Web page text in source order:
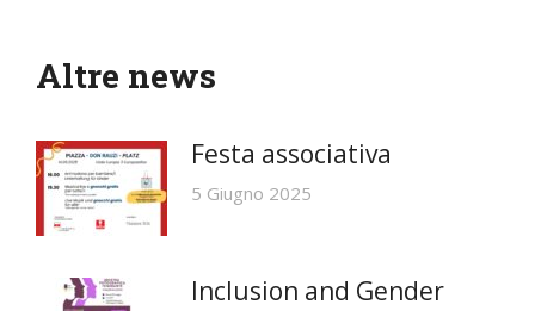
Altre news
Festa associativa
5 Giugno 2025
Inclusion and Gender